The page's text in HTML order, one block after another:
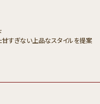
すぎない上品なスタイルを提案